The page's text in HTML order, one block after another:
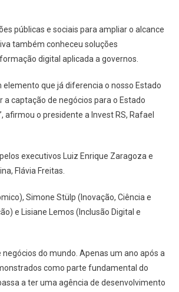
públicas e sociais para ampliar o alcance
também conheceu soluções
digital aplicada a governos.
elemento que já diferencia o nosso Estado
captação de negócios para o Estado
o presidente a Invest RS, Rafael
executivos Luiz Enrique Zaragoza e
Flávia Freitas.
Simone Stülp (Inovação, Ciência e
e Lisiane Lemos (Inclusão Digital e
do mundo. Apenas um ano após a
como parte fundamental do
a ter uma agência de desenvolvimento